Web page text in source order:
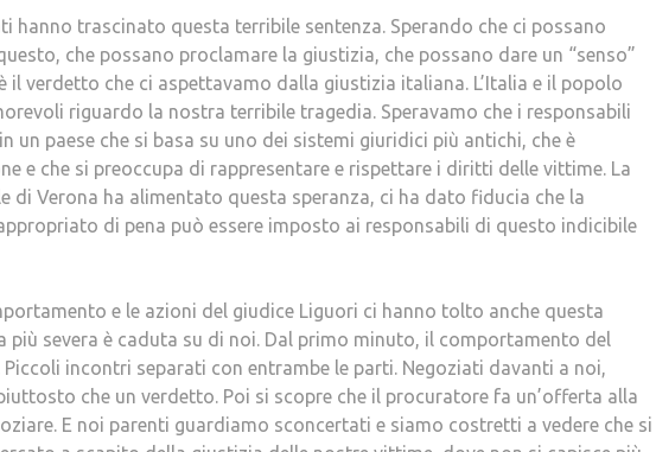
hanno trascinato questa terribile sentenza. Sperando che ci possano
che possano proclamare la giustizia, che possano dare un “senso”
il verdetto che ci aspettavamo dalla giustizia italiana. L’Italia e il popolo
riguardo la nostra terribile tragedia. Speravamo che i responsabili
un paese che si basa su uno dei sistemi giuridici più antichi, che è
e che si preoccupa di rappresentare e rispettare i diritti delle vittime. La
di Verona ha alimentato questa speranza, ci ha dato fiducia che la
di pena può essere imposto ai responsabili di questo indicibile
e le azioni del giudice Liguori ci hanno tolto anche questa
più severa è caduta su di noi. Dal primo minuto, il comportamento del
incontri separati con entrambe le parti. Negoziati davanti a noi,
che un verdetto. Poi si scopre che il procuratore fa un’offerta alla
E noi parenti guardiamo sconcertati e siamo costretti a vedere che si